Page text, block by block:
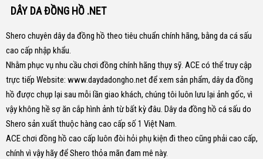
DÂY DA ĐỒNG HỒ .NET
Shero chuyên dây da đồng hồ theo tiêu chuẩn chính hãng, bằng da cá sấu
cao cấp nhập khẩu.
Nhằm phục vụ nhu cầu chơi đồng chính hãng thụy sỹ. ACE có thể truy cập
trực tiếp Website: www.daydadongho.netđể xem sản phẩm, dây da đồng
hồ được chụp lại sau mỗi lần giao khách, chúng tôi luôn lưu lại ảnh gốc, vì
vậy không hề sợ ăn cắp hình ảnh từ bất kỳ đâu. Dây da đồng hồ cá sấu do
Shero sản xuất thuộc hàng cao cấp số 1 Việt Nam.
ACE chơi đồng hồ cao cấp luôn đòi hỏi phụ kiện đi theo cũng phải cao cấp,
chính vì vậy hãy để Shero thỏa mãn đam mê này.